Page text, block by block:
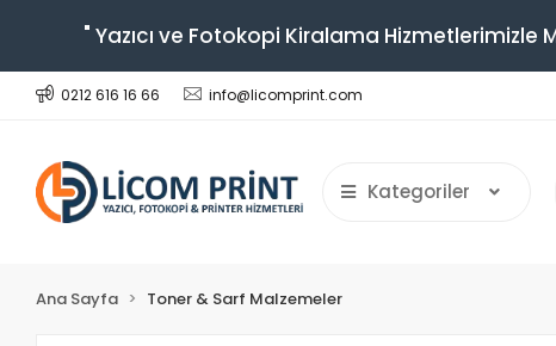
" Yazıcı ve Fotokopi Kiralama Hizmetlerimizle
0212 616 16 66 info@licomprint.com
Kategoriler
Ana Sayfa Toner & Sarf Malzemeler